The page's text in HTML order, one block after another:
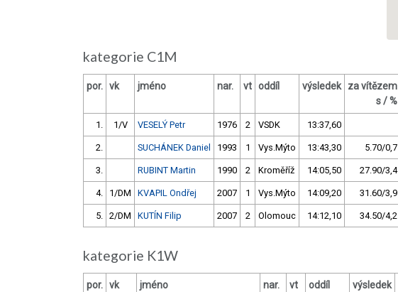
kategorie C1M
por. vk jméno nar. vt oddíl výsledek
za vítězem
s / %
1. 1/V VESELÝ Petr 1976 2 VSDK 13:37,60
2. SUCHÁNEK Daniel 1993 1 Vys.Mýto 13:43,30 5.70/0,7
3. RUBINT Martin 1990 2 Kroměříž 14:05,50 27.90/3,4
4. 1/DM KVAPIL Ondřej 2007 1 Vys.Mýto 14:09,20 31.60/3,9
5. 2/DM KUTÍN Filip 2007 2 Olomouc 14:12,10 34.50/4,2
kategorie K1W
por. vk jméno nar. vt oddíl výsledek